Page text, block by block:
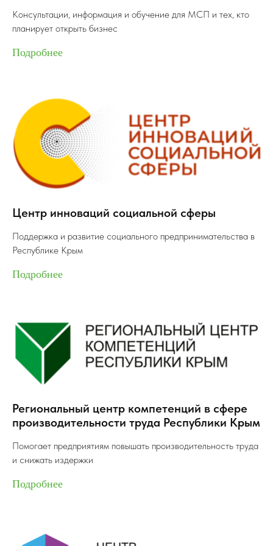
Руководитель Блока инновационно-
производственной сферы, Центра
кластерного развития
Руководитель Блока инновационно-
производственной сферы, Центра
кластерного развития
Бегдаш Евгений
Романович
Бегдаш Евгений
Романович
Консультации, информация и обучение для МСП и тех, кто
планирует открыть бизнес
Подробнее
Центр инноваций социальной сферы
Поддержка и развитие социального предпринимательства в
Республике Крым
Подробнее
Региональный центр компетенций в сфере
производительности труда Республики Крым
Помогает предприятиям повышать производительность труда
и снижать издержки
Подробнее